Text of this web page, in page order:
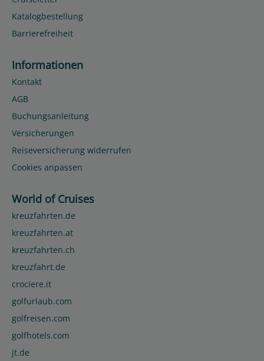
Katalogbestellung
Barrierefreiheit
Informationen
Kontakt
AGB
Buchungsanleitung
Versicherungen
Reiseversicherung widerrufen
Cookies anpassen
World of Cruises
kreuzfahrten.de
kreuzfahrten.at
kreuzfahrten.ch
kreuzfahrt.de
crociere.it
golfurlaub.com
golfreisen.com
golfhotels.com
jt.de